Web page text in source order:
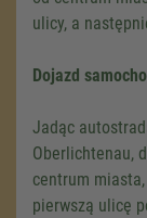
ulicy, a
Dojazd
Jadąc
Oberlichtenau,
centrum
pierwszą ulicę